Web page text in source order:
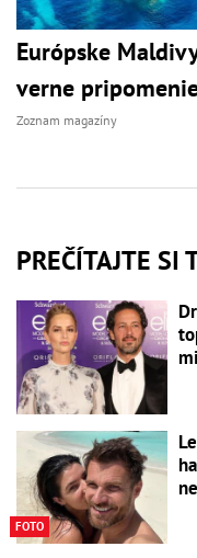
Európske
verne
Zoznam magazíny
PREČÍTAJTE SI
FOTO